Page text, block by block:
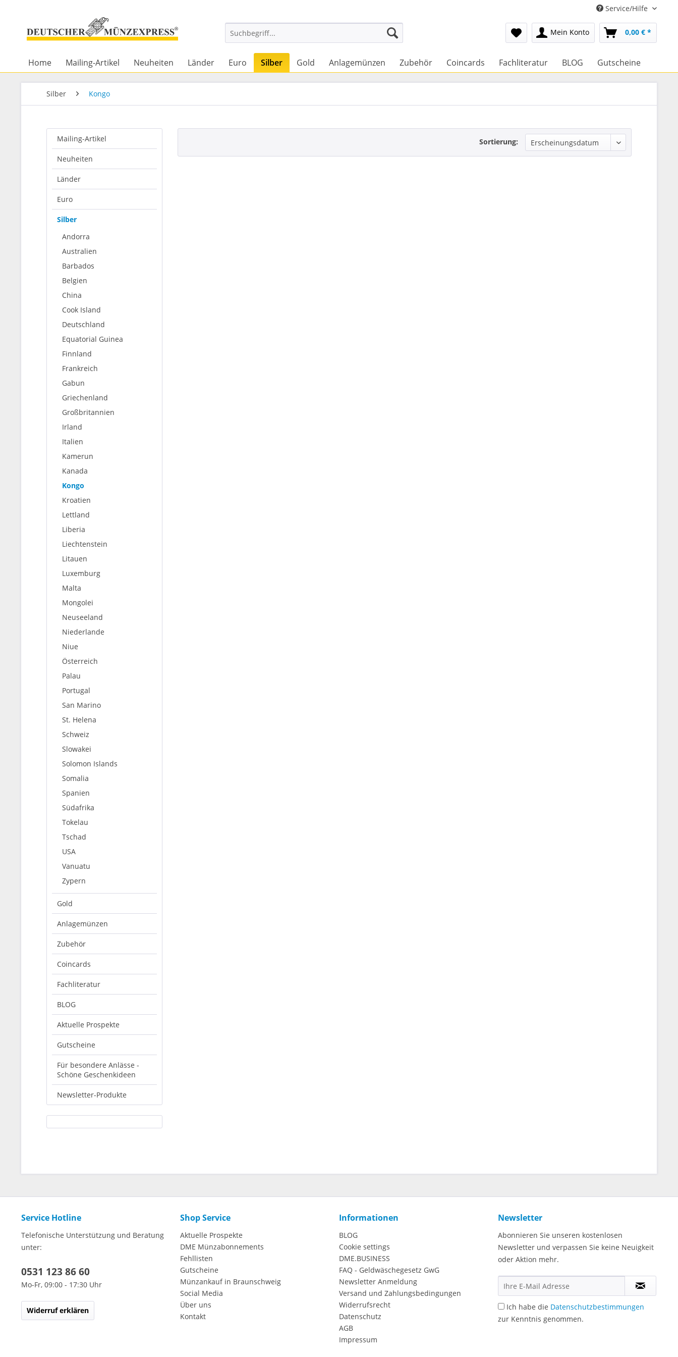
Service/Hilfe
Mein Konto 0,00 € *
Home Mailing-Artikel Neuheiten Länder Euro Silber Gold Anlagemünzen Zubehör Coincards Fachliteratur BLOG Gutscheine
Silber Kongo
Mailing-Artikel
Neuheiten
Länder
Euro
Silber
Andorra
Australien
Barbados
Belgien
China
Cook Island
Deutschland
Equatorial Guinea
Finnland
Frankreich
Gabun
Griechenland
Großbritannien
Irland
Italien
Kamerun
Kanada
Kongo
Kroatien
Lettland
Liberia
Liechtenstein
Litauen
Luxemburg
Malta
Mongolei
Neuseeland
Niederlande
Niue
Österreich
Palau
Portugal
San Marino
St. Helena
Schweiz
Slowakei
Solomon Islands
Somalia
Spanien
Südafrika
Tokelau
Tschad
USA
Vanuatu
Zypern
Gold
Anlagemünzen
Zubehör
Coincards
Fachliteratur
BLOG
Aktuelle Prospekte
Gutscheine
Für besondere Anlässe -
Schöne Geschenkideen
Newsletter-Produkte
Sortierung:
Service Hotline
Telefonische Unterstützung und Beratung
unter:
0531 123 86 60
Mo-Fr, 09:00 - 17:30 Uhr
Widerruf erklären
Shop Service
Aktuelle Prospekte
DME Münzabonnements
Fehllisten
Gutscheine
Münzankauf in Braunschweig
Social Media
Über uns
Kontakt
Informationen
BLOG
Cookie settings
DME.BUSINESS
FAQ - Geldwäschegesetz GwG
Newsletter Anmeldung
Versand und Zahlungsbedingungen
Widerrufsrecht
Datenschutz
AGB
Impressum
Newsletter
Abonnieren Sie unseren kostenlosen
Newsletter und verpassen Sie keine Neuigkeit
oder Aktion mehr.
Ich habe die Datenschutzbestimmungen
zur Kenntnis genommen.